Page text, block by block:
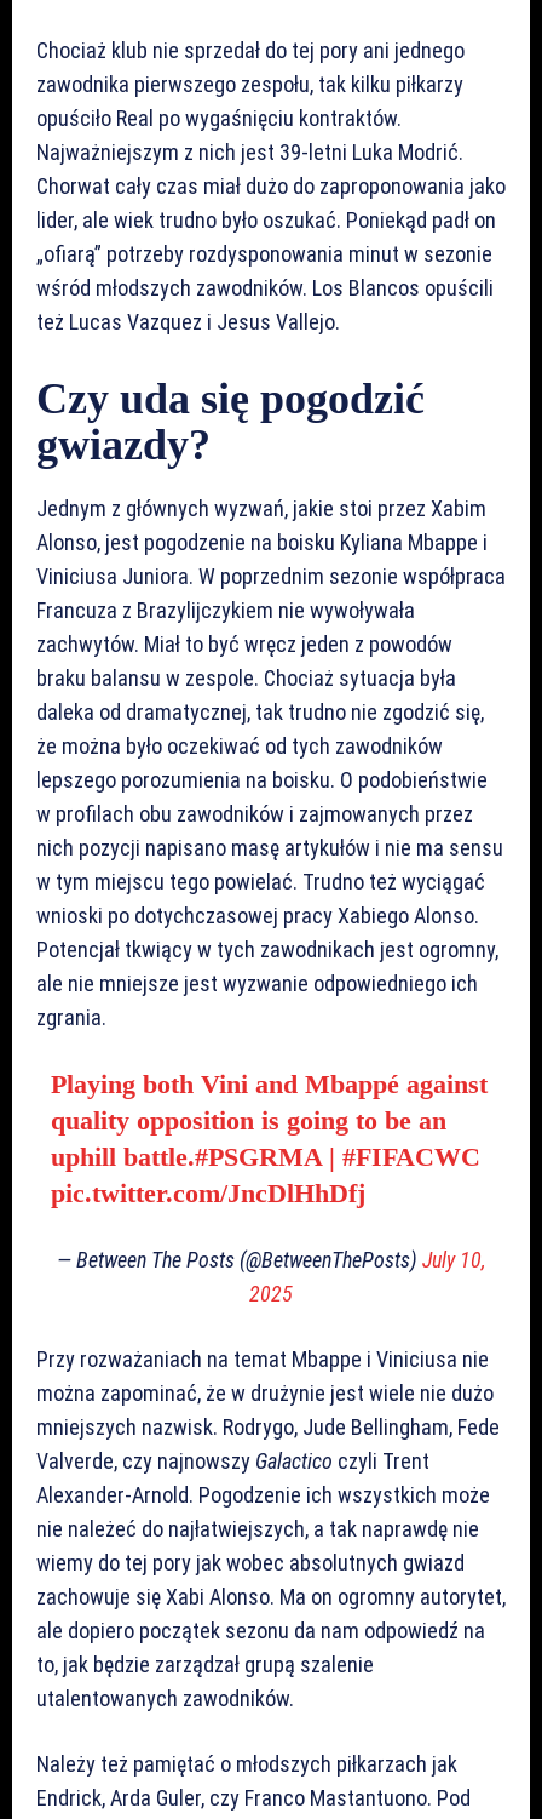
Chociaż klub nie sprzedał do tej pory ani jednego
zawodnika pierwszego zespołu, tak kilku piłkarzy
opuściło Real po wygaśnięciu kontraktów.
Najważniejszym z nich jest 39-letni Luka Modrić.
Chorwat cały czas miał dużo do zaproponowania jako
lider, ale wiek trudno było oszukać. Poniekąd padł on
„ofiarą” potrzeby rozdysponowania minut w sezonie
wśród młodszych zawodników. Los Blancos opuścili
też Lucas Vazquez i Jesus Vallejo.
Czy uda się pogodzić
gwiazdy?
Jednym z głównych wyzwań, jakie stoi przez Xabim
Alonso, jest pogodzenie na boisku Kyliana Mbappe i
Viniciusa Juniora. W poprzednim sezonie współpraca
Francuza z Brazylijczykiem nie wywoływała
zachwytów. Miał to być wręcz jeden z powodów
braku balansu w zespole. Chociaż sytuacja była
daleka od dramatycznej, tak trudno nie zgodzić się,
że można było oczekiwać od tych zawodników
lepszego porozumienia na boisku. O podobieństwie
w profilach obu zawodników i zajmowanych przez
nich pozycji napisano masę artykułów i nie ma sensu
w tym miejscu tego powielać. Trudno też wyciągać
wnioski po dotychczasowej pracy Xabiego Alonso.
Potencjał tkwiący w tych zawodnikach jest ogromny,
ale nie mniejsze jest wyzwanie odpowiedniego ich
zgrania.
Playing both Vini and Mbappé against
quality opposition is going to be an
uphill battle.#PSGRMA| #FIFACWC
pic.twitter.com/JncDlHhDfj
— Between The Posts (@BetweenThePosts) July 10,
2025
Przy rozważaniach na temat Mbappe i Viniciusa nie
można zapominać, że w drużynie jest wiele nie dużo
mniejszych nazwisk. Rodrygo, Jude Bellingham, Fede
Valverde, czy najnowszy Galactico czyli Trent
Alexander-Arnold. Pogodzenie ich wszystkich może
nie należeć do najłatwiejszych, a tak naprawdę nie
wiemy do tej pory jak wobec absolutnych gwiazd
zachowuje się Xabi Alonso. Ma on ogromny autorytet,
ale dopiero początek sezonu da nam odpowiedź na
to, jak będzie zarządzał grupą szalenie
utalentowanych zawodników.
Należy też pamiętać o młodszych piłkarzach jak
Endrick, Arda Guler, czy Franco Mastantuono. Pod